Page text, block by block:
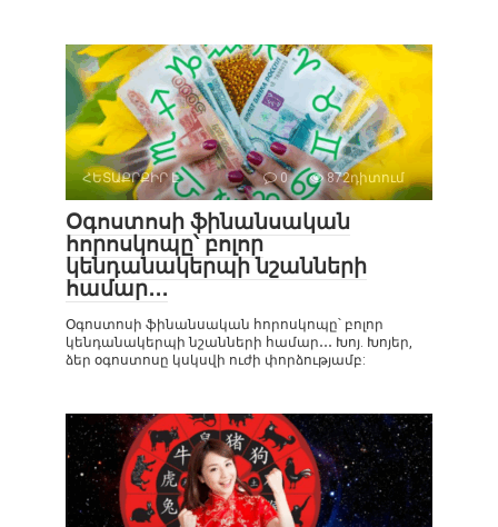
ՀԵՏԱՔՐՔԻՐ Է 0 872դիտում
Օգոստոսի ֆինանսական
հորոսկոպը՝ բոլոր
կենդանակերպի նշանների
համար․․․
Օգոստոսի ֆինանսական հորոսկոպը՝ բոլոր
կենդանակերպի նշանների համար․․․ Խոյ. Խոյեր,
ձեր օգոստոսը կսկսվի ուժի փորձությամբ: